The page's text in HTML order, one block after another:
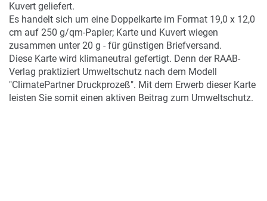
Kuvert geliefert.
Es handelt sich um eine Doppelkarte im Format 19,0 x 12,0
cm auf 250 g/qm-Papier; Karte und Kuvert wiegen
zusammen unter 20 g - für günstigen Briefversand.
Diese Karte wird klimaneutral gefertigt. Denn der RAAB-
Verlag praktiziert Umweltschutz nach dem Modell
"ClimatePartner Druckprozeß". Mit dem Erwerb dieser Karte
leisten Sie somit einen aktiven Beitrag zum Umweltschutz.